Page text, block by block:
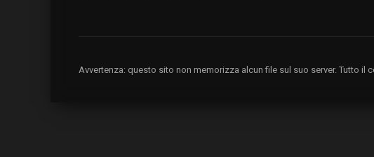
Avvertenza: questo sito non memorizza alcun file sul suo server. Tutto